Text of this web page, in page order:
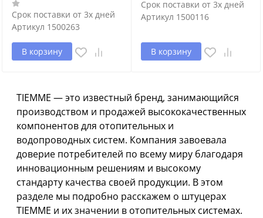
Срок поставки от 3х дней
Артикул 1500263
В корзину
Срок поставки от 3х дней
Артикул 1500116
В корзину
TIEMME — это известный бренд, занимающийся
производством и продажей высококачественных
компонентов для отопительных и
водопроводных систем. Компания завоевала
доверие потребителей по всему миру благодаря
инновационным решениям и высокому
стандарту качества своей продукции. В этом
разделе мы подробно расскажем о штуцерах
TIEMME и их значении в отопительных системах.